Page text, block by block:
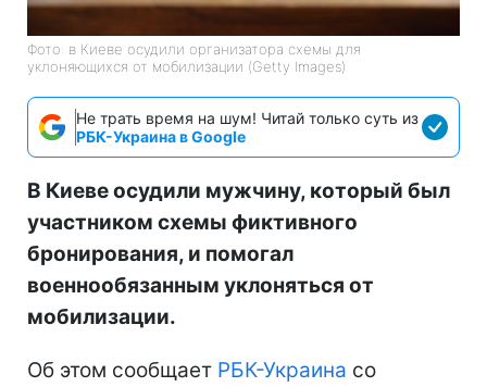
Фото: в Киеве осудили организатора схемы для
уклоняющихся от мобилизации (Getty Images)
Не трать время на шум! Читай только суть из
РБК-Украина в Google
В Киеве осудили мужчину, который был
участником схемы фиктивного
бронирования, и помогал
военнообязанным уклоняться от
мобилизации.
Об этом сообщает РБК-Украина со